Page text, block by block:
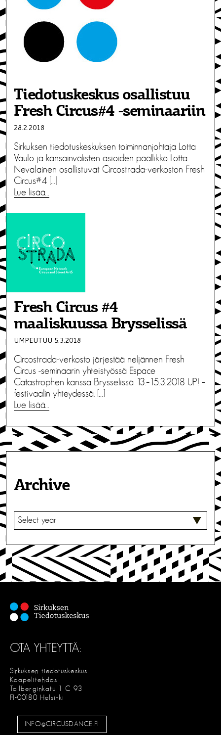
Tiedotuskeskus osallistuu
Fresh Circus#4 -seminaariin
28.2.2018
Sirkuksen tiedotuskeskuksen toiminnanjohtaja Lotta
Vaulo ja kansainvälisten asioiden päällikkö Lotta
Nevalainen osallistuvat Circostrada-verkoston Fresh
Circus#4 […]
Lue lisää…
Fresh Circus #4
maaliskuussa Brysselissä
UMPEUTUU 5.3.2018
Circostrada-verkosto järjestää neljännen Fresh
Circus -seminaarin yhteistyössä Espace
Catastrophen kanssa Brysselissä 13.–15.3.2018 UP! –
festivaalin yhteydessä. […]
Lue lisää…
Archive
V
I
T
S
E
OTA YHTEYTTÄ:
Sirkuksen tiedotuskeskus
Kaapelitehdas
Tallberginkatu 1 C 93
FI-00180 Helsinki
INFO@CIRCUSDANCE.FI